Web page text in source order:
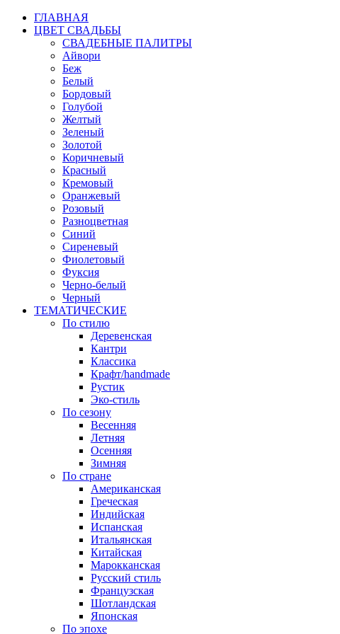
ГЛАВНАЯ
ЦВЕТ СВАДЬБЫ
СВАДЕБНЫЕ ПАЛИТРЫ
Айвори
Беж
Белый
Бордовый
Голубой
Желтый
Зеленый
Золотой
Коричневый
Красный
Кремовый
Оранжевый
Розовый
Разноцветная
Синий
Сиреневый
Фиолетовый
Фуксия
Черно-белый
Черный
ТЕМАТИЧЕСКИЕ
По стилю
Деревенская
Кантри
Классика
Крафт/handmade
Рустик
Эко-стиль
По сезону
Весенняя
Летняя
Осенняя
Зимняя
По стране
Американская
Греческая
Индийская
Испанская
Итальянская
Китайская
Марокканская
Русский стиль
Французская
Шотландская
Японская
По эпохе